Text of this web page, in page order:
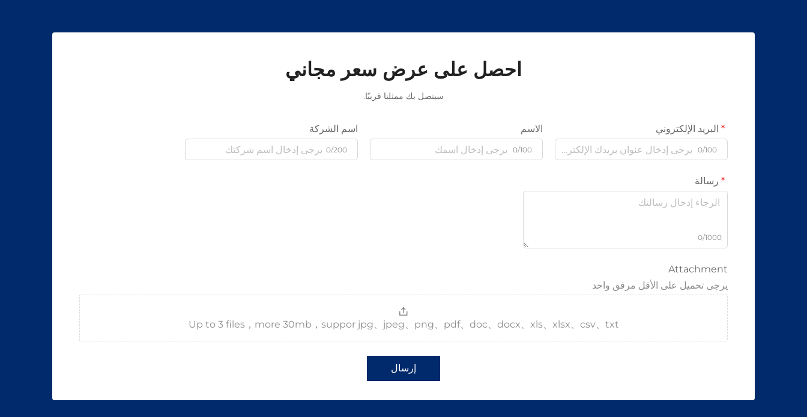
احصل على عرض سعر مجاني
سيتصل بك ممثلنا قريبًا.
البريد الإلكتروني
0/100
الاسم
0/100
اسم الشركة
0/200
رسالة
0/1000
Attachment
يرجى تحميل على الأقل مرفق واحد
Up to 3 files，more 30mb，suppor jpg、jpeg、png、pdf、doc、docx、xls、xlsx、csv、txt
إرسال